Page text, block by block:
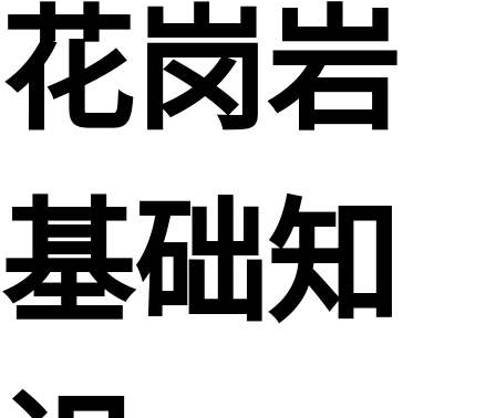
花岗岩
基础知